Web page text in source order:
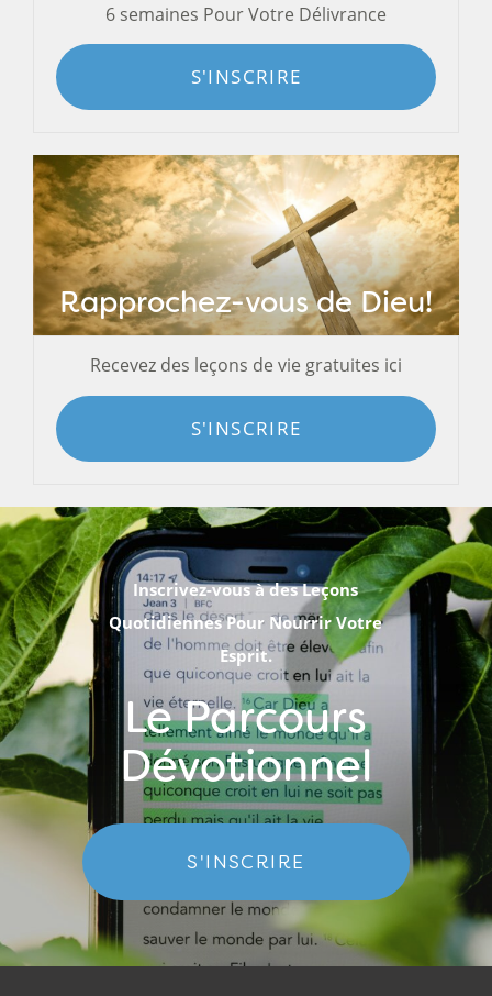
6 semaines Pour Votre Délivrance
S'INSCRIRE
Rapprochez-vous de Dieu!
Recevez des leçons de vie gratuites ici
S'INSCRIRE
Inscrivez-vous à des Leçons
Quotidiennes Pour Nourrir Votre
Esprit.
Le Parcours
Dévotionnel
S'INSCRIRE